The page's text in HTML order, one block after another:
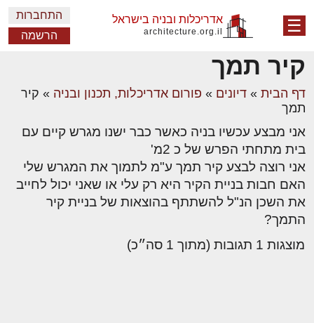
☰ אדריכלות ובניה בישראל
architecture.org.il
התחברות
הרשמה
קיר תמך
דף הבית » דיונים » פורום אדריכלות, תכנון ובניה » קיר
תמך
אני מבצע עכשיו בניה כאשר כבר ישנו מגרש קיים עם
בית מתחתי הפרש של כ 2מ'
אני רוצה לבצע קיר תמך ע"מ לתמוך את המגרש שלי
האם חבות בניית הקיר היא רק עלי או שאני יכול לחייב
את השכן הנ"ל להשתתף בהוצאות של בניית קיר
התמך?
מוצגות 1 תגובות (מתוך 1 סה״כ)